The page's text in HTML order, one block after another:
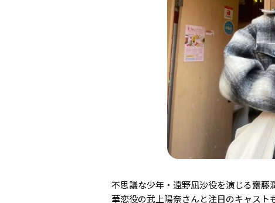
不思議な少年・遠野凪沙役を演じる齋
華恋役の武上陽奈さんと注目のキャスト